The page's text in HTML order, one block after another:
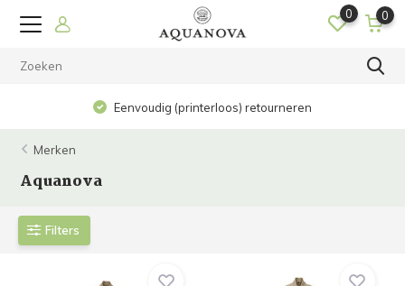
0 0
retourneren
Op werkdagen voor 15.00 uur
Merken
Aquanova
Filters